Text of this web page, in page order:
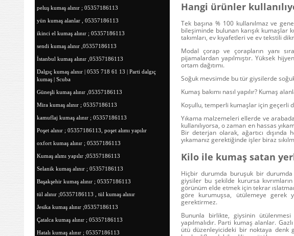
peluş kumaş alınır ; 05357186113
yün kumaş alanlar , 05357186113
ikinci el kumaş alınır ; 05357186113
sendi kumaş alınır ,05357186113
İstanbul kumaş alınır ,05357186113
Dalgıç kumaş alınır | 0535 718 61 13 | Parti dalgıç
kumaş | Scuba
Güneşli kumaş alınır ,05357186113
Mira kumaş alınır ; 05357186113
kamuflaj kumaş alınır ; 05357186113
Poşet alınır ; 05357186113, poşet alımı yapılır
oxfort kumaş alınır ; 05357186113
Kumaş alımı yapılır ;05357186113
Selanik kumaş alınır ; 05357186113
Başakşehir kumaş alınır ; 05357186113
tül alınır ;05357186113 , tül kumaş alınır
Jesika kumaş alınır ;05357186113
Çatalca kumaş alınır ; 05357186113
Hatalı kumaş alınır ; 05357186113
Hangi ürünler
Tek başına % 100 kullanılmaz ve
bileşiminde bulunan karışık kumaşlar
takımları, ev kıyafetleri ve ev tekstili
Modal çorap ve çorapların yanı
pijamalardan yapılmıştır. Yüksek
ortam dağıtımı.
Soğuk mevsimde bu tür giysilerde
Kumaş bakımı nasıl yapılır? Kumaş
Koşullu, temperli kumaşlar için geçerli
Yıkama malzemeleri ellerde ve
kullanılıyorsa, o zaman en hassas
Bir deterjan olarak, ağartıcı dışında
yıkamanız gerektiğinde işler biraz
Kilo ile kumaş satan
Hiçbir durumda buruşuk bir durumda
giysiler bu şekilde kurursa
görünüm elde etmek için tekrar
göre kurumuşsa, ütülemeye gerek
gerektirmez.
Bununla birlikte, giysinin ütülenmesi
yapılmalıdır. Parti kumaş alanlar.
ütü düzenleyicideki bir noktaya denk